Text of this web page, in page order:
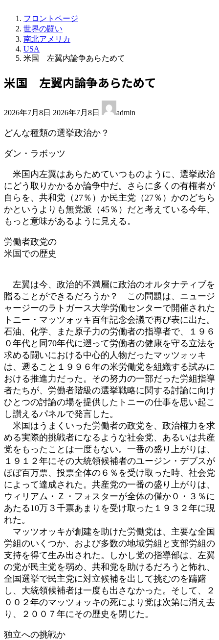
フロントページ
世界の闘い
南北アメリカ
USA
米国 左翼内論争あらためて
米国 左翼内論争あらためて
2026年7月8日 終
新
時
2026年7月8日 admin
どんな種類の選挙政治か？
ダン・ラボッツ
米国内左翼はあらためていつものように、選挙政治
にどう取りかかるか論争中だ。さらに多くの有権者が
自らを、共和党（27％）か民主党（27％）かのどちら
かというよりも無党派（45％）だと考えている今年、
もっと意味があるように見える。
労働者政党の
米国での歴史
左翼は今、政治的不満層に政治のオルタナティブを
贈ることができるだろうか？ この問題は、ニュージ
ャージーのラトガース大学労働センターで開催された
トニー・マッツォッキ百年記念会議で再び表に出た。
石油、化学、また原子力の労働者の指導者で、１９６
０年代と同70年代に遡って労働者の健康を守る立法を
求める闘いにおける中心的人物だったマッツォッキ
は、遡ること１９９６年の米労働党を組織する試みに
おける推進力だった。その努力の一部だった労組指導
者たちが、労働者階級の選挙戦略に関する討論に向け
ひとつの討論の場を提供したトニーの仕事を思い起こ
し讃えるパネルで発言した。
米国はうまくいった労働者の政党を、政治権力を求
める実際的挑戦者になるような社会党、あるいは共産
党をもったことは一度もない。一番の盛り上がりは、
１９１２年にその大統領候補者のユージン・デブスが
ほぼ百万票、投票全体の６％を受け取った時、社会党
によって達成された。共産党の一番の盛り上がりは、
ウィリアム・Ｚ・フォスターが全体の僅か０・３％に
あたる10万３千票あまりを受け取った１９３２年に現
れた。
マッツオッキが創建を助けた労働党は、主要な全国
労組のいくつか、および多数の地域労組と支部労組の
支持を得て生み出された。しかし党の指導部は、左翼
の党が民主党を弱め、共和党を助けるだろうと怖れ、
全国選挙で民主党に対立候補を出して挑むのを躊躇
し、大統領候補者は一度も出さなかった。そして、２
００２年のマッツォッキの死により党は次第に消え去
り、２００７年にその歴史を閉じた。
独立への挑戦か